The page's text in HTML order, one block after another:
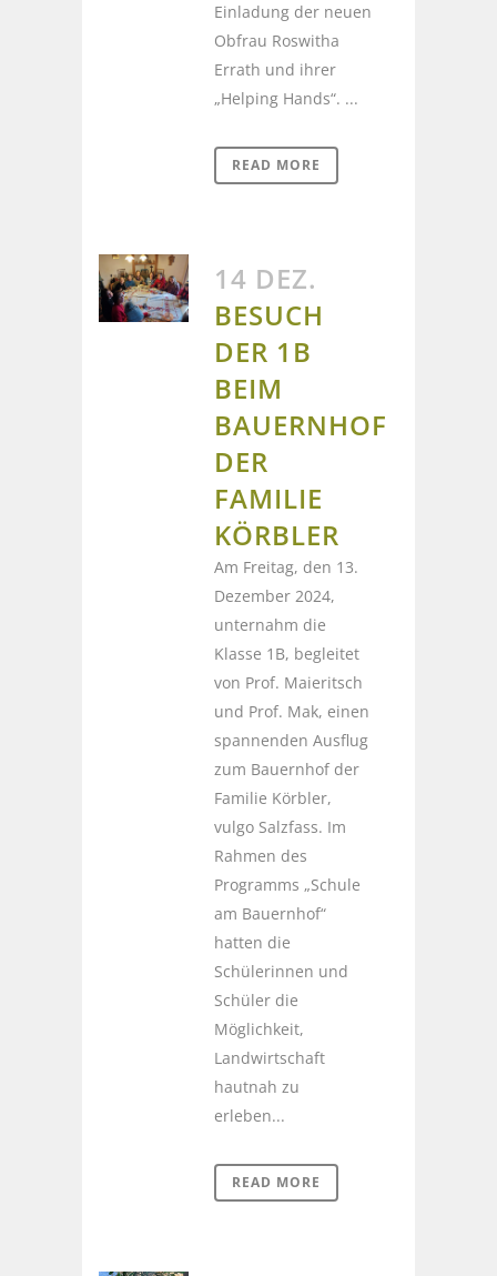
Einladung der neuen
Obfrau Roswitha
Errath und ihrer
„Helping Hands“. ...
READ MORE
14 DEZ.
BESUCH
DER 1B
BEIM
BAUERNHOF
DER
FAMILIE
KÖRBLER
Am Freitag, den 13.
Dezember 2024,
unternahm die
Klasse 1B, begleitet
von Prof. Maieritsch
und Prof. Mak, einen
spannenden Ausflug
zum Bauernhof der
Familie Körbler,
vulgo Salzfass. Im
Rahmen des
Programms „Schule
am Bauernhof“
hatten die
Schülerinnen und
Schüler die
Möglichkeit,
Landwirtschaft
hautnah zu
erleben...
READ MORE